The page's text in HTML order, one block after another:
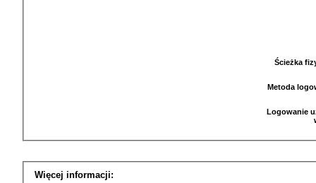
Ścieżka
Metoda
Logowanie
Więcej informacji: